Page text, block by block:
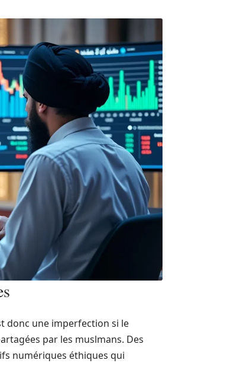
donc une imperfection si le
par les muslmans. Des
numériques éthiques qui